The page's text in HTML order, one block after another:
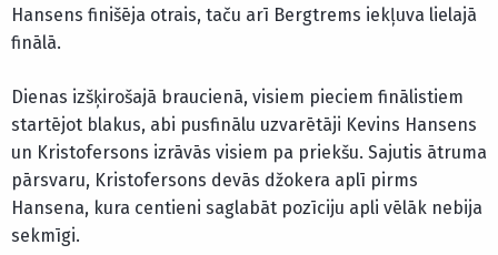
Hansens finišēja otrais, taču arī Bergtrems iekļuva lielajā
finālā.
Dienas izšķirošajā braucienā, visiem pieciem finālistiem
startējot blakus, abi pusfinālu uzvarētāji Kevins Hansens
un Kristofersons izrāvās visiem pa priekšu. Sajutis ātruma
pārsvaru, Kristofersons devās džokera aplī pirms
Hansena, kura centieni saglabāt pozīciju apli vēlāk nebija
sekmīgi.